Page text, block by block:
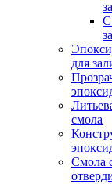
С
для
смола
Смола